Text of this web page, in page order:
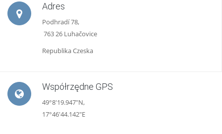
Adres
Podhradí 78,
763 26 Luhačovice
Republika Czeska
Współrzędne GPS
49°8'19.947"N,
17°46'44.142"E